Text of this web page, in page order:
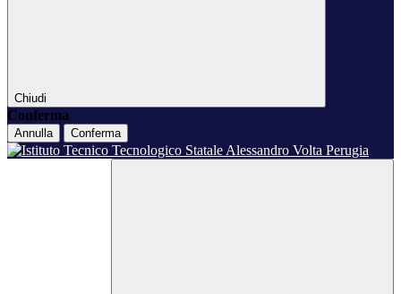
Chiudi
Conferma
Annulla Conferma